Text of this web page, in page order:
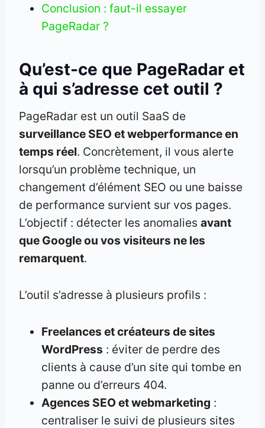
Conclusion : faut-il essayer
PageRadar ?
Qu’est-ce que PageRadar et
à qui s’adresse cet outil ?
PageRadar est un outil SaaS de
surveillance SEO et webperformance en
temps réel. Concrètement, il vous alerte
lorsqu’un problème technique, un
changement d’élément SEO ou une baisse
de performance survient sur vos pages.
L’objectif : détecter les anomalies avant
que Google ou vos visiteurs ne les
remarquent.
L’outil s’adresse à plusieurs profils :
Freelances et créateurs de sites
WordPress : éviter de perdre des
clients à cause d’un site qui tombe en
panne ou d’erreurs 404.
Agences SEO et webmarketing :
centraliser le suivi de plusieurs sites